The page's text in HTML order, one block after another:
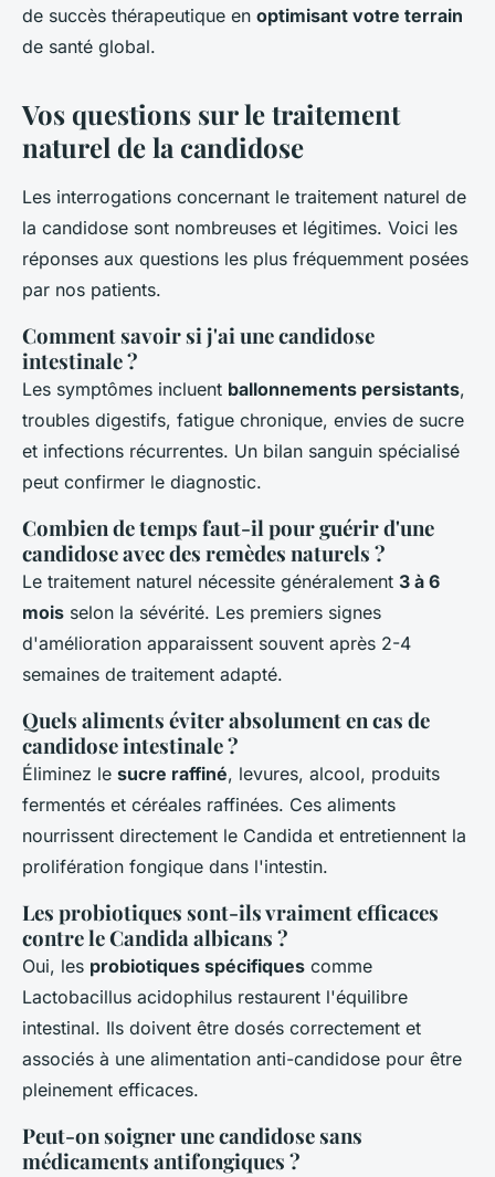
de succès thérapeutique en optimisant votre terrain
de santé global.
Vos questions sur le traitement
naturel de la candidose
Les interrogations concernant le traitement naturel de
la candidose sont nombreuses et légitimes. Voici les
réponses aux questions les plus fréquemment posées
par nos patients.
Comment savoir si j'ai une candidose
intestinale ?
Les symptômes incluent ballonnements persistants,
troubles digestifs, fatigue chronique, envies de sucre
et infections récurrentes. Un bilan sanguin spécialisé
peut confirmer le diagnostic.
Combien de temps faut-il pour guérir d'une
candidose avec des remèdes naturels ?
Le traitement naturel nécessite généralement 3 à 6
mois selon la sévérité. Les premiers signes
d'amélioration apparaissent souvent après 2-4
semaines de traitement adapté.
Quels aliments éviter absolument en cas de
candidose intestinale ?
Éliminez le sucre raffiné, levures, alcool, produits
fermentés et céréales raffinées. Ces aliments
nourrissent directement le Candida et entretiennent la
prolifération fongique dans l'intestin.
Les probiotiques sont-ils vraiment efficaces
contre le Candida albicans ?
Oui, les probiotiques spécifiques comme
Lactobacillus acidophilus restaurent l'équilibre
intestinal. Ils doivent être dosés correctement et
associés à une alimentation anti-candidose pour être
pleinement efficaces.
Peut-on soigner une candidose sans
médicaments antifongiques ?